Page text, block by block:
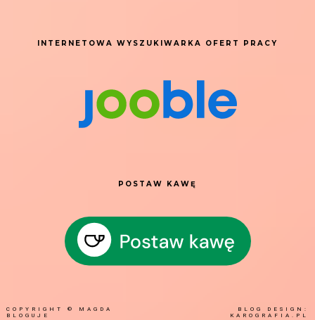
INTERNETOWA WYSZUKIWARKA OFERT PRACY
POSTAW KAWĘ
COPYRIGHT ©
MAGDA
BLOGUJE
BLOG DESIGN:
KAROGRAFIA.PL